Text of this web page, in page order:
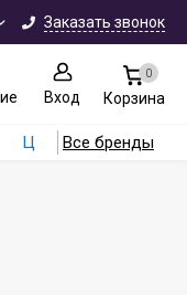
Заказать звонок
Вход
0
Корзина
Ц Все бренды